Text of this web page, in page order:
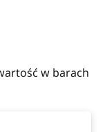
w barach